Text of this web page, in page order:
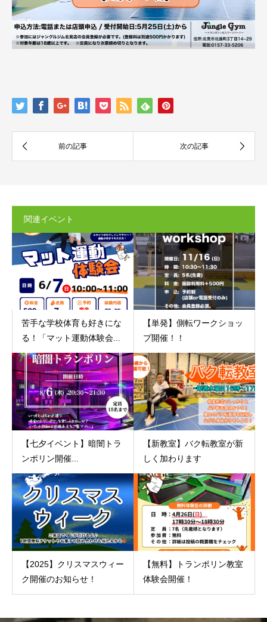
関連イベント
苦手な学校体育も好きにな
る！「マット運動体験会...
【単発】側転ワークショッ
プ開催！！
【七夕イベント】暗闇トラ
ンポリン開催...
【新教室】バク転教室が新
しく加わります
【2025】クリスマスウィー
ク開催のお知らせ！
【無料】トランポリン教室
体験会開催！